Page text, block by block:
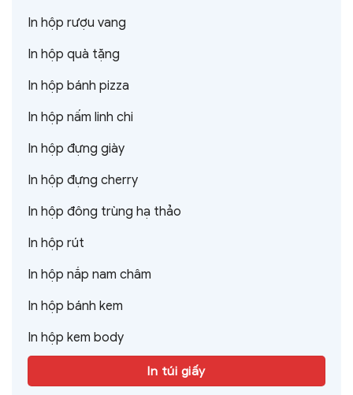
In hộp rượu vang
In hộp quà tặng
In hộp bánh pizza
In hộp nấm linh chi
In hộp đựng giày
In hộp đựng cherry
In hộp đông trùng hạ thảo
In hộp rút
In hộp nắp nam châm
In hộp bánh kem
In hộp kem body
In túi giấy